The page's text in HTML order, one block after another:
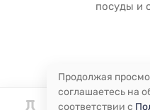
посуды и
Продолжая
соглашаетесь на
соответствии с